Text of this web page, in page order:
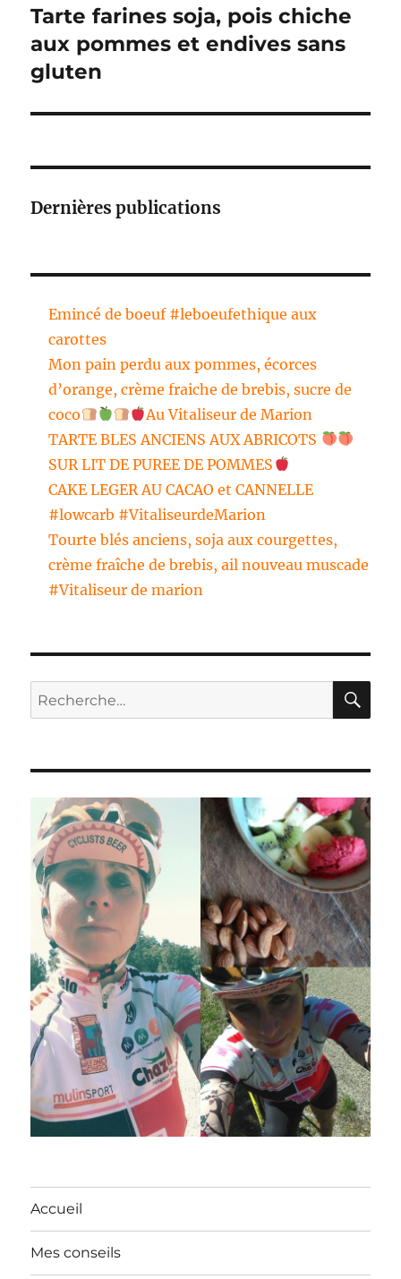
Publication
suivante :
Tarte farines soja, pois chiche
aux pommes et endives sans
gluten
Dernières publications
Emincé de boeuf #leboeufethique aux
carottes
Mon pain perdu aux pommes, écorces
d’orange, crème fraiche de brebis, sucre de
coco
Au Vitaliseur de Marion
TARTE BLES ANCIENS AUX ABRICOTS
SUR LIT DE PUREE DE POMMES
CAKE LEGER AU CACAO et CANNELLE
#lowcarb #VitaliseurdeMarion
Tourte blés anciens, soja aux courgettes,
crème fraîche de brebis, ail nouveau muscade
#Vitaliseur de marion
Recherche
pour :
Accueil
Mes conseils